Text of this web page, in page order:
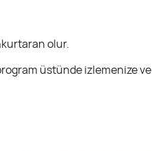
olur.
üstünde izlemenize ve